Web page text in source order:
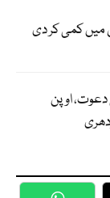
میں کمی کر دی
دعوت، اوپن